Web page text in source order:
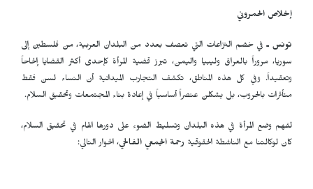
إخلاص الحمروني
تونس ـفي خضم النزاعات التي تعصف بعدد من البلدان العربية، من فلسطين إلى
سوريا، مروراً بالعراق وليبيا واليمن، تبرز قضية المرأة كإحدى أكثر القضايا إلحاحاً
وتعقيداً. وفي كل هذه المناطق، تكشف التجارب الميدانية أن النساء لسن فقط
متأثرات بالحروب، بل يشكلن عنصراً أساسياً في إعادة بناء المجتمعات وتحقيق السلام.
لفهم وضع المرأة في هذه البلدان وتسليط الضوء على دورها الهام في تحقيق السلام،
كان لوكالتنا مع الناشطة الحقوقية رحمة الجمعي الفالحي، الحوار التالي: